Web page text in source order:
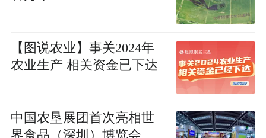
【图说农业】事关2024年
农业生产 相关资金已下达
中国农垦展团首次亮相世
界食品（深圳）博览会